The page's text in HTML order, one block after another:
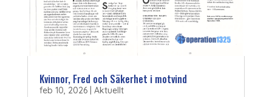
Kvinnor, Fred och Säkerhet i motvind
feb 10, 2026| Aktuellt